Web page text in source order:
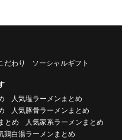
だわり ソーシャルギフト
人気塩ラーメンまとめ
人気豚骨ラーメンまとめ
とめ
人気家系ラーメンまとめ
鶏白湯ラーメンまとめ